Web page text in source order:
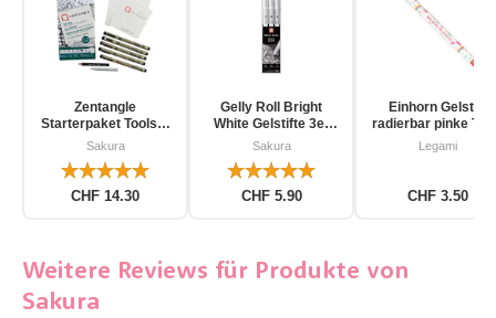
Zentangle
Starterpaket Toolset
für Einsteiger 12-
Sakura
CHF 14.30
Gelly Roll Bright
White Gelstifte 3er
Pack
Sakura
CHF 5.90
Einhorn Gelstift
radierbar pinke
Legami
CHF 3.50
Weitere Reviews für Produkte von
Sakura